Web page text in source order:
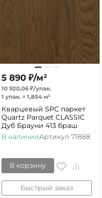
5 890 ₽/м²
10 920,06 ₽/упак.
1 упак. = 1,854 м²
Кварцевый SPC паркет
Quartz Parquet CLASSIC
Дуб Брауни 413 браш
В наличииАртикул 71888
В корзину
Быстрый заказ